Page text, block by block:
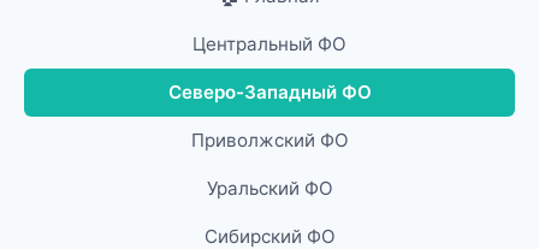
Центральный ФО
Северо-Западный ФО
Приволжский ФО
Уральский ФО
Сибирский ФО